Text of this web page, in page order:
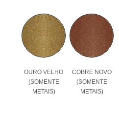
OURO VELHO
(SOMENTE
METAIS)
COBRE NOVO
(SOMENTE
METAIS)